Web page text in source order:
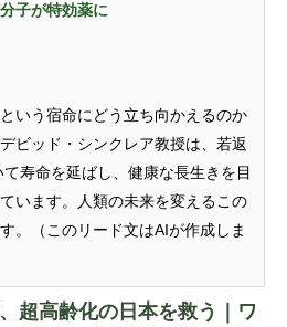
子が特効薬に
いう宿命にどう立ち向かえるのか
ッド・シンクレア教授は、若返
寿命を延ばし、健康な長生きを目
います。人類の未来を変えるこの
。（このリード文はAIが作成しま
超高齢化の日本を救う｜ワ